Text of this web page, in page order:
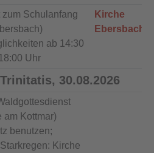
zum Schulanfang
ab 14:30
Uhr
Kirche
Ebersbach
30.08.2026
am Kottmar)
benutzen;
Kirche